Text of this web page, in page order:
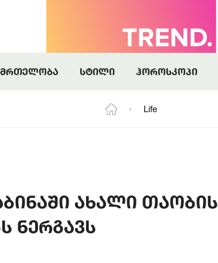
სიყვარულს იპოვის
მოუთმენლად ველოდებით
სიყვარულს იპოვის
სტილი ჰოროსკოპი
Life
ახალი თაობის
ნერგავს